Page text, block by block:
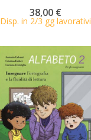
38,00 €
Disp. in 2/3 gg lavorativi